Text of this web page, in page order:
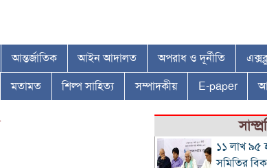
আন্তর্জাতিক আইন আদালত অপরাধ ও দূর্নীতি
মতামত শিল্প সাহিত্য সম্পাদকীয় E-paper
১১ লাখ ৯৫
সমিতির